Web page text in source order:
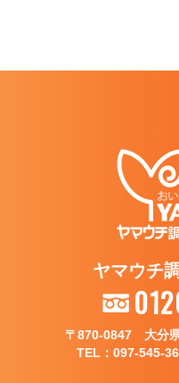
ヤマウチ
〒870-0847 大分
TEL：097-545-